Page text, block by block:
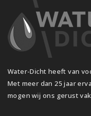
Water-Dicht heeft van
Met meer dan 25 jaar
mogen wij ons gerust